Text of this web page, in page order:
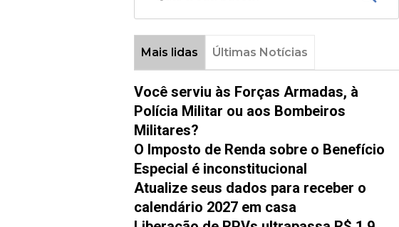
Mais lidas Últimas Notícias
Você serviu às Forças Armadas, à
Polícia Militar ou aos Bombeiros
Militares?
O Imposto de Renda sobre o Benefício
Especial é inconstitucional
Atualize seus dados para receber o
calendário 2027 em casa